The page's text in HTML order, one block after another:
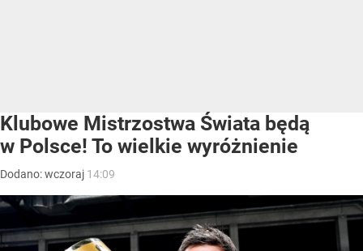
Klubowe Mistrzostwa Świata będą
w Polsce! To wielkie wyróżnienie
Dodano:wczoraj 14:09